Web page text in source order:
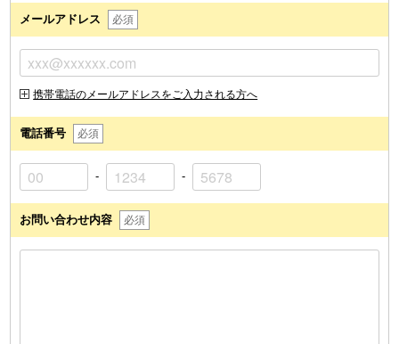
メールアドレス 必須
携帯電話のメールアドレスをご入力される方へ
電話番号 必須
- -
お問い合わせ内容 必須